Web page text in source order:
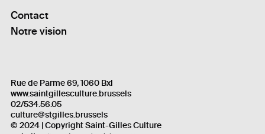
Contact
Notre vision
Rue de Parme 69, 1060 Bxl
www.saintgillesculture.brussels
02/534.56.05
culture@stgilles.brussels
© 2024 | Copyright Saint-Gilles Culture